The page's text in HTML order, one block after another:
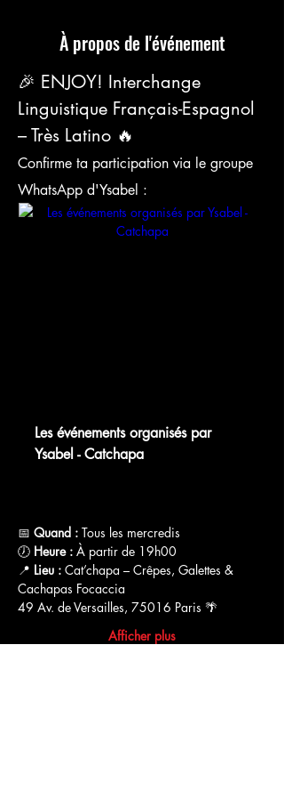
À propos de l'événement
🎉 ENJOY! Interchange
Linguistique Français-Espagnol
– Très Latino 🔥
Confirme ta participation via le groupe
WhatsApp d'Ysabel :
Les événements organisés par
Ysabel - Catchapa
📅 Quand : Tous les mercredis
🕖 Heure : À partir de 19h00
📍 Lieu : Cat’chapa – Crêpes, Galettes &
Cachapas Focaccia
49 Av. de Versailles, 75016 Paris 🌴
Afficher plus